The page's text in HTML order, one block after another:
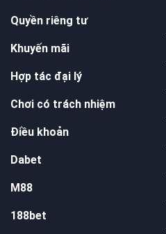
Quyền riêng tư
Khuyến mãi
Hợp tác đại lý
Chơi có trách nhiệm
Điều khoản
Dabet
M88
188bet